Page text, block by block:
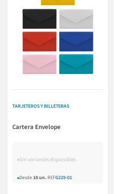
TARJETEROS Y BILLETERAS
Cartera Envelope
Sin variantes disponibles
Desde18 un. REFG229-01